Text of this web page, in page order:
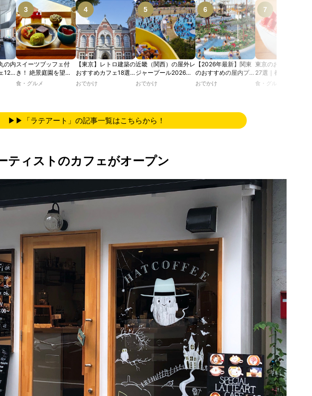
の内
12
り
スイーツブッフェ付
き！ 絶景庭園を望む
ホテルレストランで味
食・グルメ
【東京】レトロ建築の
おすすめカフェ18選
｜文化財・歴史的建造
イムを楽しむ
おでかけ
近畿（関西）の屋外レ
ジャープール2026！
ウォータースライダー
おでかけ
【2026年最新】関東
のおすすめの屋内プー
ル人気10選
おでかけ
東京のおすすめかき氷
27選｜都内でひんや
り&ふわふわを堪能♪
食・グルメ
▶▶「ラテアート」の記事一覧はこちらから！
ティストのカフェがオープン